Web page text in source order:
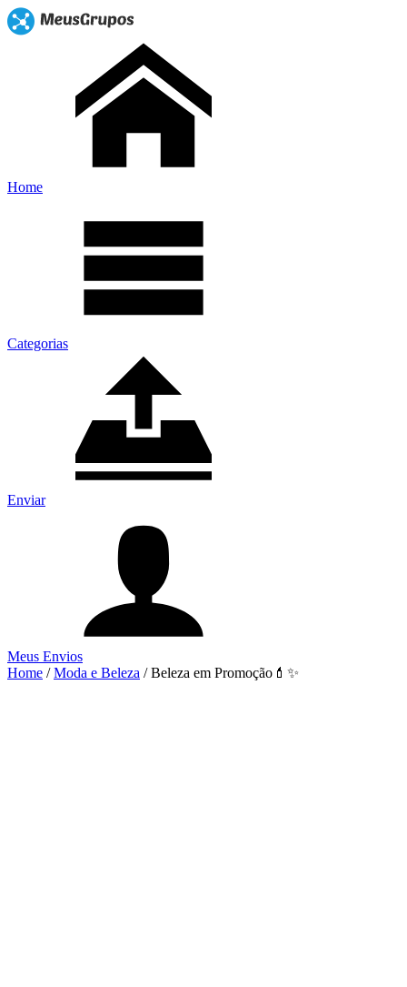
Home
Categorias
Enviar
Meus Envios
Home / Moda e Beleza / Beleza em Promoção💄✨